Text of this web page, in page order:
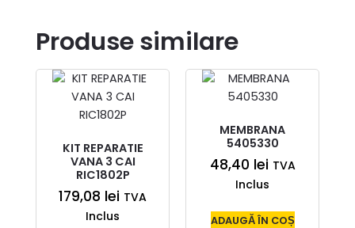
Produse similare
KIT REPARATIE
VANA 3 CAI
RIC1802P
179,08 lei TVA
Inclus
MEMBRANA
5405330
48,40 lei TVA
Inclus
ADAUGĂ ÎN COȘ